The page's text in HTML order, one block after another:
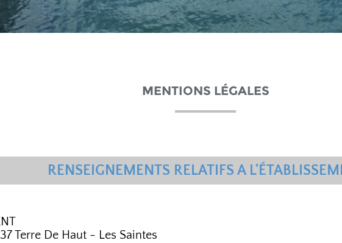
MENTIONS LÉGALES
RENSEIGNEMENTS RELATIFS A
Terre De Haut - Les Saintes